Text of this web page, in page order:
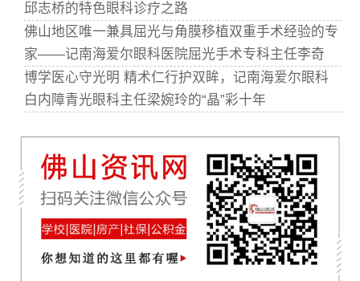
邱志桥的特色眼科诊疗之路
佛山地区唯一兼具屈光与角膜移植双重手术经验的专
家——记南海爱尔眼科医院屈光手术专科主任李奇
博学医心守光明 精术仁行护双眸，记南海爱尔眼科
白内障青光眼科主任梁婉玲的“晶”彩十年